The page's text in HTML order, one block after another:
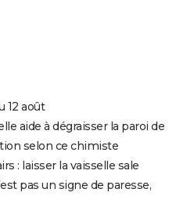
12 août
aide à dégraisser la paroi de
selon ce chimiste
: laisser la vaisselle sale
pas un signe de paresse,